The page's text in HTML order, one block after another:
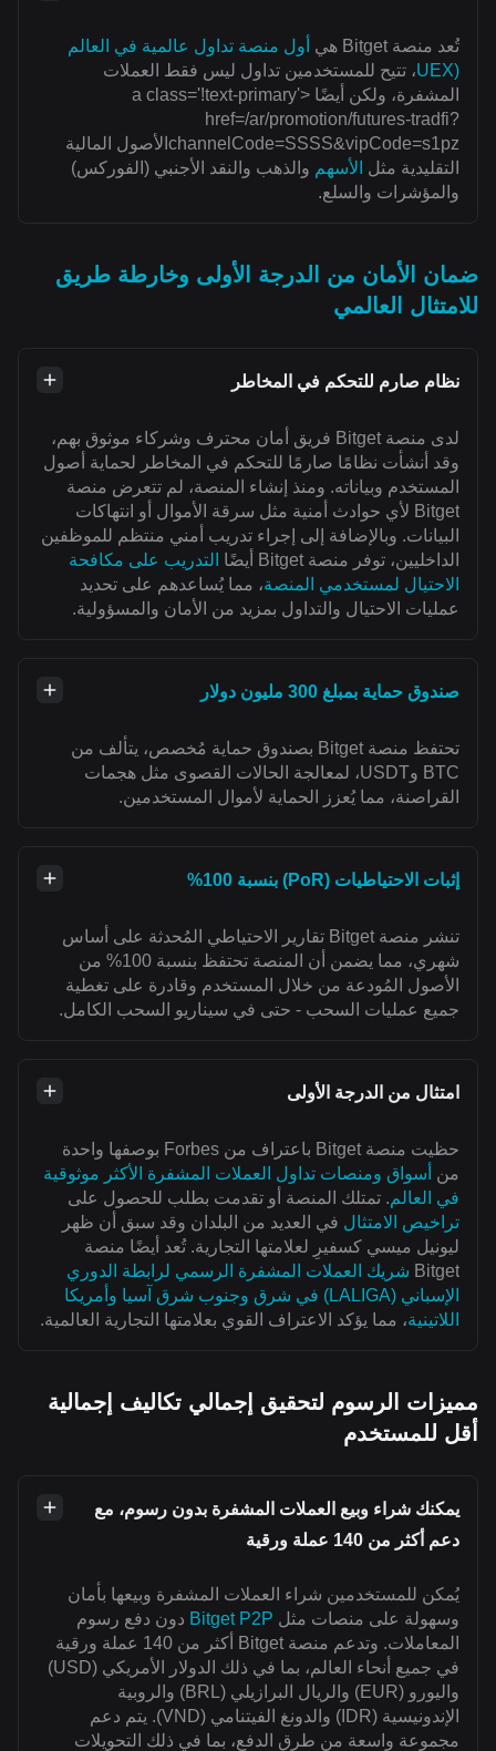
تُعد منصة Bitget هي
أول منصة تداول عالمية في العالم
(UEX
، تتيح للمستخدمين تداول ليس فقط العملات
المشفرة، ولكن أيضًا <a class='!text-primary'
href=/ar/promotion/futures-tradfi?
channelCode=SSSS&vipCode=s1pzالأصول المالية
التقليدية مثل الأسهم والذهب والنقد الأجنبي (الفوركس)
والمؤشرات والسلع.
ضمان الأمان من الدرجة الأولى وخارطة طريق
للامتثال العالمي
نظام صارم للتحكم في المخاطر
لدى منصة Bitget فريق أمان محترف وشركاء موثوق بهم،
وقد أنشأت نظامًا صارمًا للتحكم في المخاطر لحماية أصول
المستخدم وبياناته. ومنذ إنشاء المنصة، لم تتعرض منصة
Bitget لأي حوادث أمنية مثل سرقة الأموال أو انتهاكات
البيانات. وبالإضافة إلى إجراء تدريب أمني منتظم للموظفين
الداخليين، توفر منصة Bitget أيضًا
التدريب على مكافحة
الاحتيال لمستخدمي المنصة، مما يُساعدهم على تحديد
عمليات الاحتيال والتداول بمزيد من الأمان والمسؤولية.
صندوق حماية بمبلغ 300 مليون دولار
تحتفظ منصة Bitget بصندوق حماية مُخصص، يتألف من
BTC وUSDT، لمعالجة الحالات القصوى مثل هجمات
القراصنة، مما يُعزز الحماية لأموال المستخدمين.
إثبات الاحتياطيات (PoR) بنسبة 100%
تنشر منصة Bitget تقارير الاحتياطي المُحدثة على أساس
شهري، مما يضمن أن المنصة تحتفظ بنسبة 100% من
الأصول المُودعة من خلال المستخدم وقادرة على تغطية
جميع عمليات السحب - حتى في سيناريو السحب الكامل.
امتثال من الدرجة الأولى
حظيت منصة Bitget باعتراف من Forbes بوصفها واحدة
من أسواق ومنصات تداول العملات المشفرة الأكثر موثوقية
في العالم. تمتلك المنصة أو تقدمت بطلب للحصول على
تراخيص الامتثال في العديد من البلدان وقد سبق أن ظهر
ليونيل ميسي كسفيرِ لعلامتها التجارية. تُعد أيضًا منصة
Bitget شريك العملات المشفرة الرسمي لرابطة الدوري
الإسباني (LALIGA) في شرق وجنوب شرق آسيا وأمريكا
اللاتينية، مما يؤكد الاعتراف القوي بعلامتها التجارية العالمية.
مميزات الرسوم لتحقيق إجمالي تكاليف إجمالية
أقل للمستخدم
يمكنك شراء وبيع العملات المشفرة بدون رسوم، مع
دعم أكثر من 140 عملة ورقية
يُمكن للمستخدمين شراء العملات المشفرة وبيعها بأمان
وسهولة على منصات مثل Bitget P2P دون دفع رسوم
المعاملات. وتدعم منصة Bitget أكثر من 140 عملة ورقية
في جميع أنحاء العالم، بما في ذلك الدولار الأمريكي (USD)
واليورو (EUR) والريال البرازيلي (BRL) والروبية
الإندونيسية (IDR) والدونغ الفيتنامي (VND). يتم دعم
مجموعة واسعة من طرق الدفع، بما في ذلك التحويلات